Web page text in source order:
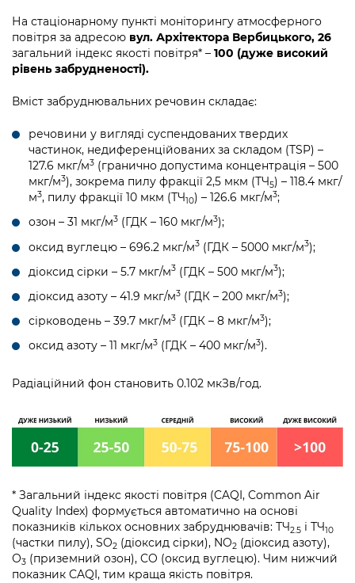
На стаціонарному пункті моніторингу атмосферного
повітря за адресою вул. Архітектора Вербицького, 26
загальний індекс якості повітря* – 100 (дуже високий
рівень забрудненості).
Вміст забруднювальних речовин складає:
речовини у вигляді суспендованих твердих
частинок, недиференційованих за складом (TSP) –
127.6 мкг/м3 (гранично допустима концентрація – 500
мкг/м3), зокрема пилу фракції 2,5 мкм (ТЧ5) – 118.4 мкг/
м3, пилу фракції 10 мкм (ТЧ10) – 126.6 мкг/м3;
озон – 31 мкг/м3 (ГДК – 160 мкг/м3);
оксид вуглецю – 696.2 мкг/м3 (ГДК – 5000 мкг/м3);
діоксид сірки – 5.7 мкг/м3 (ГДК – 500 мкг/м3);
діоксид азоту – 41.9 мкг/м3 (ГДК – 200 мкг/м3);
сірководень – 39.7 мкг/м3 (ГДК – 8 мкг/м3);
оксид азоту – 11 мкг/м3 (ГДК – 400 мкг/м3).
Радіаційний фон становить 0.102 мкЗв/год.
* Загальний індекс якості повітря (CAQI, Common Air
Quality Index) формується автоматично на основі
показників кількох основних забруднювачів: ТЧ2.5 і ТЧ10
(частки пилу), SO2 (діоксид сірки), NO2 (діоксид азоту),
О3 (приземний озон), CO (оксид вуглецю). Чим нижчий
показник CAQI, тим краща якість повітря.